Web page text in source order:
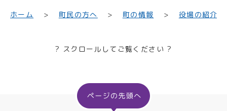
ホーム 町民の方へ 町の情報 役場の紹介
? スクロールしてご覧ください ?